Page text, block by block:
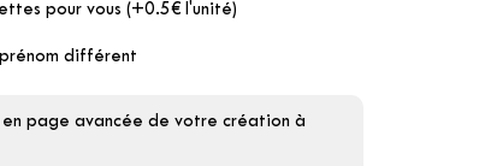
pour vous (+0.5€ l'unité)
prénom différent
page avancée de votre création à